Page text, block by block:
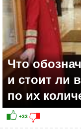
Что
и стоит ли
по их